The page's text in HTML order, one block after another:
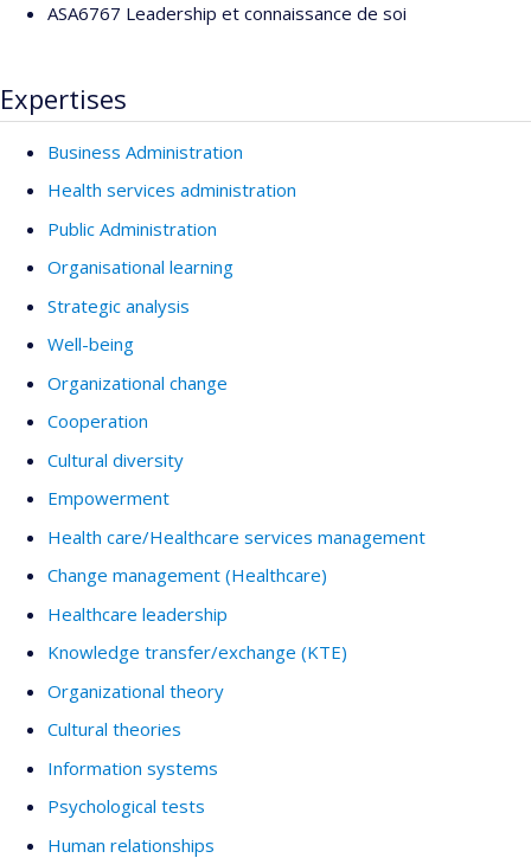
ASA6767 Leadership et connaissance de soi
Expertises
Business Administration
Health services administration
Public Administration
Organisational learning
Strategic analysis
Well-being
Organizational change
Cooperation
Cultural diversity
Empowerment
Health care/Healthcare services management
Change management (Healthcare)
Healthcare leadership
Knowledge transfer/exchange (KTE)
Organizational theory
Cultural theories
Information systems
Psychological tests
Human relationships